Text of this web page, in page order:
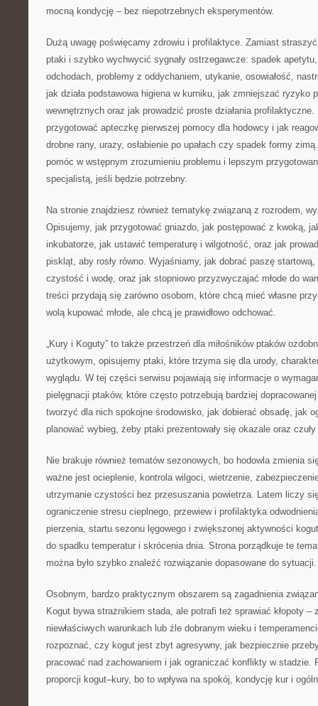
mocną kondycję – bez niepotrzebnych eksperymentów.
Dużą uwagę poświęcamy zdrowiu i profilaktyce. Zamiast
ptaki i szybko wychwycić sygnały ostrzegawcze: spadek
odchodach, problemy z oddychaniem, utykanie, osowiałość,
jak działa podstawowa higiena w kurniku, jak zmniejszać ryzyko
wewnętrznych oraz jak prowadzić proste działania
przygotować apteczkę pierwszej pomocy dla hodowcy i jak
drobne rany, urazy, osłabienie po upałach czy spadek formy
pomóc w wstępnym zrozumieniu problemu i lepszym
specjalistą, jeśli będzie potrzebny.
Na stronie znajdziesz również tematykę związaną z rozrodem,
Opisujemy, jak przygotować gniazdo, jak postępować z kwoką,
inkubatorze, jak ustawić temperaturę i wilgotność, oraz jak
piskląt, aby rosły równo. Wyjaśniamy, jak dobrać paszę startową,
czystość i wodę, oraz jak stopniowo przyzwyczajać młode do
treści przydają się zarówno osobom, które chcą mieć własne
wolą kupować młode, ale chcą je prawidłowo odchować.
„Kury i Koguty” to także przestrzeń dla miłośników ptaków
użytkowym, opisujemy ptaki, które trzyma się dla urody,
wyglądu. W tej części serwisu pojawiają się informacje o
pielęgnacji ptaków, które często potrzebują bardziej
tworzyć dla nich spokojne środowisko, jak dobierać obsadę, jak
planować wybieg, żeby ptaki prezentowały się okazale oraz
Nie brakuje również tematów sezonowych, bo hodowla zmienia
ważne jest ocieplenie, kontrola wilgoci, wietrzenie,
utrzymanie czystości bez przesuszania powietrza. Latem liczy
ograniczenie stresu cieplnego, przewiew i profilaktyka
pierzenia, startu sezonu lęgowego i zwiększonej aktywności
do spadku temperatur i skrócenia dnia. Strona porządkuje te
można było szybko znaleźć rozwiązanie dopasowane do sytuacji.
Osobnym, bardzo praktycznym obszarem są zagadnienia
Kogut bywa strażnikiem stada, ale potrafi też sprawiać kłopoty –
niewłaściwych warunkach lub źle dobranym wieku i
rozpoznać, czy kogut jest zbyt agresywny, jak bezpiecznie
pracować nad zachowaniem i jak ograniczać konflikty w stadzie.
proporcji kogut–kury, bo to wpływa na spokój, kondycję kur i